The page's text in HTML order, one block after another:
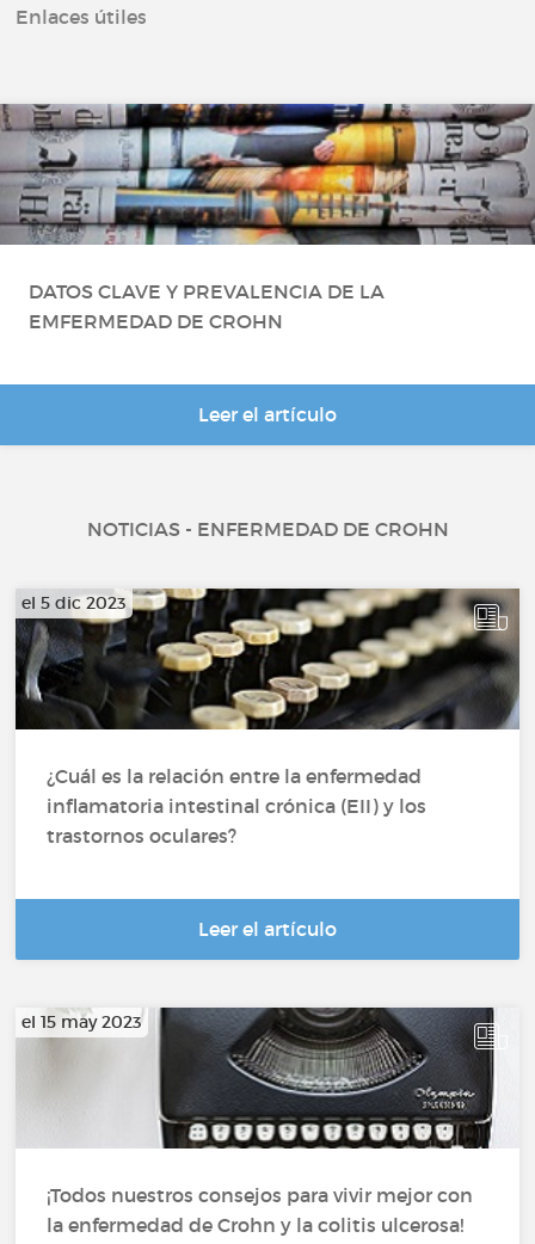
Lupus
Miastenia
Penfigoide ampolloso
anticuerpos calientes
Enlaces útiles
DATOS CLAVE Y PREVALENCIA DE LA
EMFERMEDAD DE CROHN
Leer el artículo
NOTICIAS - ENFERMEDAD DE CROHN
el 5 dic 2023
¿Cuál es la relación entre la enfermedad
inflamatoria intestinal crónica (EII) y los
trastornos oculares?
Leer el artículo
el 15 may 2023
¡Todos nuestros consejos para vivir mejor con
la enfermedad de Crohn y la colitis ulcerosa!